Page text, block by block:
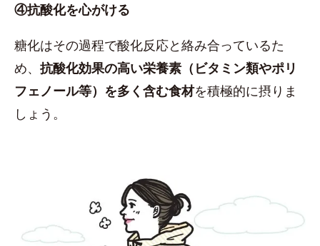
④抗酸化を心がける
糖化はその過程で酸化反応と絡み合っているた
め、 抗酸化効果の高い栄養素（ビタミン類やポリ
フェノール等）を多く含む食材を積極的に摂りま
しょう。